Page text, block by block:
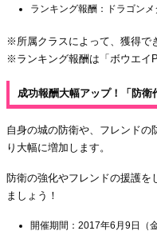
ランキング報酬：ドラゴンメ
※所属クラスによって、獲得で
※ランキング報酬は「ボウエイ
成功報酬大幅アップ！「防衛
自身の城の防衛や、フレンドの
り大幅に増加します。
防衛の強化やフレンドの援護
ましょう！
開催期間：2017年6月9日（